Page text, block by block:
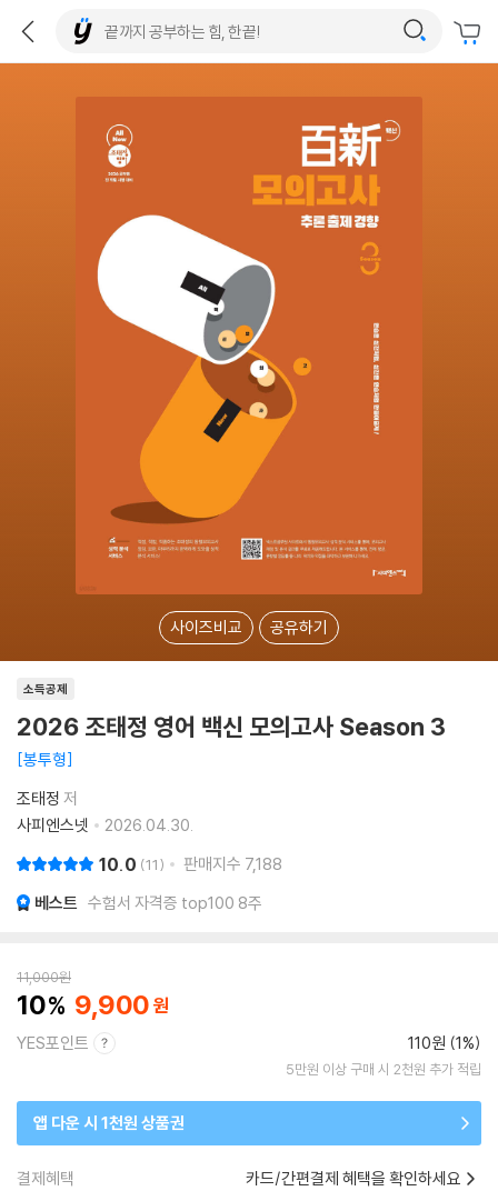
사이즈비교 공유하기
소득공제
2026 조태정 영어 백신 모의고사 Season 3
봉투형
조태정 저
사피엔스넷
2026.04.30.
10.0 11 판매지수 7,188
베스트 수험서 자격증 top100 8주
11,000원
10 9,900
YES포인트 110원 (1%)
5만원 이상 구매 시 2천원 추가 적립
앱 다운 시 1천원 상품권
결제혜택 카드/간편결제 혜택을 확인하세요